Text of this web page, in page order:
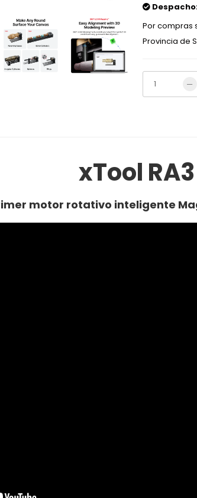
Por compras
Provincia de
xTool RA3
motor rotativo inteligente